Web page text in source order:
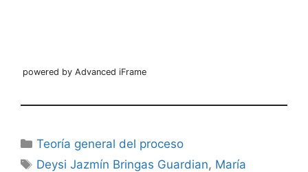
powered by Advanced iFrame
Categorías
Teoría general del proceso
Etiquetas
Deysi Jazmín Bringas Guardian, María